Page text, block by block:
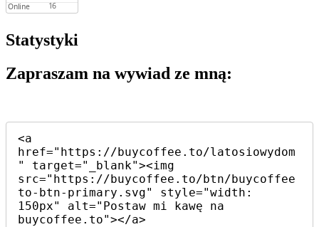
Statystyki
Zapraszam na wywiad ze mną:
<a
href="https://buycoffee.to/latosiowydom
" target="_blank"><img
src="https://buycoffee.to/btn/buycoffee
to-btn-primary.svg" style="width:
150px" alt="Postaw mi kawę na
buycoffee.to"></a>